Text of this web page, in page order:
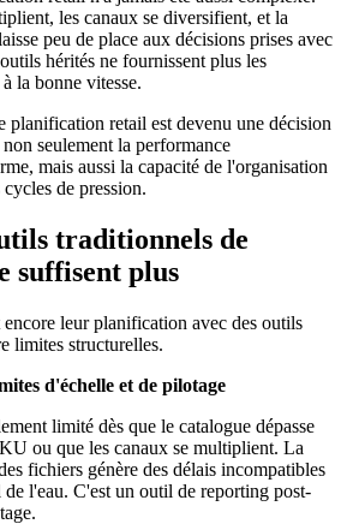
les canaux se diversifient, et la
peu de place aux décisions prises avec
hérités ne fournissent plus les
la bonne vitesse.
retail est devenu une décision
seulement la performance
mais aussi la capacité de l'organisation
de pression.
traditionnels de
suffisent plus
leur planification avec des outils
limites structurelles.
d'échelle et de pilotage
limité dès que le catalogue dépasse
ou que les canaux se multiplient. La
fichiers génère des délais incompatibles
l'eau. C'est un outil de reporting post-